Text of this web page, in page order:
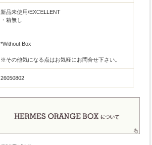
新品未使用/EXCELLENT
・箱無し
*Without Box
※その他気になる点はお気軽にお問合せ下さい。
26050802